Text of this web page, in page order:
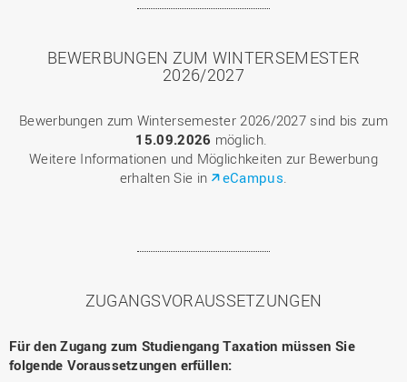
BEWERBUNGEN ZUM WINTERSEMESTER
2026/2027
Bewerbungen zum Wintersemester 2026/2027 sind bis zum
15.09.2026 möglich.
Weitere Informationen und Möglichkeiten zur Bewerbung
erhalten Sie in
eCampus
ZUGANGSVORAUSSETZUNGEN
Für den Zugang zum Studiengang Taxation müssen Sie
folgende Voraussetzungen erfüllen: